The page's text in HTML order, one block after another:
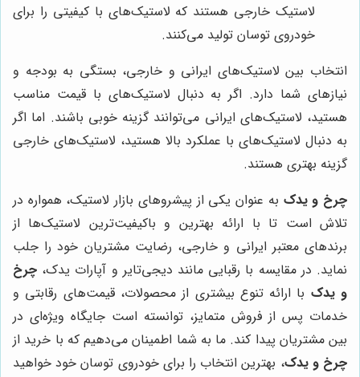
لاستیک خارجی هستند که لاستیک‌های با کیفیتی را برای
خودروی توسان تولید می‌کنند.
انتخاب بین لاستیک‌های ایرانی و خارجی، بستگی به بودجه و
نیازهای شما دارد. اگر به دنبال لاستیک‌های با قیمت مناسب
هستید، لاستیک‌های ایرانی می‌توانند گزینه خوبی باشند. اما اگر
به دنبال لاستیک‌های با عملکرد بالا هستید، لاستیک‌های خارجی
گزینه بهتری هستند.
چرخ و یدک به عنوان یکی از پیشروهای بازار لاستیک، همواره در
تلاش است تا با ارائه بهترین و باکیفیت‌ترین لاستیک‌ها از
برندهای معتبر ایرانی و خارجی، رضایت مشتریان خود را جلب
نماید. در مقایسه با رقبایی مانند دیجی‌تایر و آپارات یدک، چرخ
و یدک با ارائه تنوع بیشتری از محصولات، قیمت‌های رقابتی و
خدمات پس از فروش متمایز، توانسته است جایگاه ویژه‌ای در
بین مشتریان پیدا کند. ما به شما اطمینان می‌دهیم که با خرید از
چرخ و یدک، بهترین انتخاب را برای خودروی توسان خود خواهید